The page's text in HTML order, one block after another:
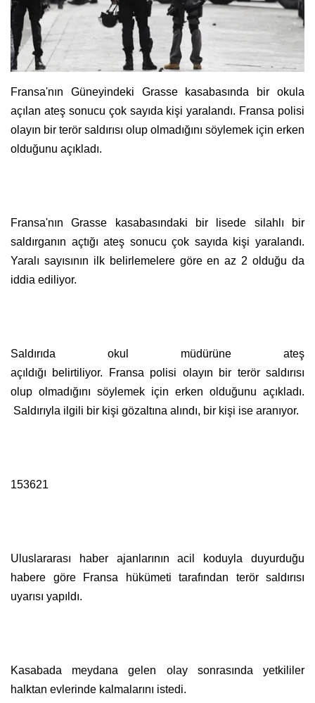
Fransa'nın Güneyindeki Grasse kasabasında bir okula
açılan ateş sonucu çok sayıda kişi yaralandı. Fransa polisi
olayın bir terör saldırısı olup olmadığını söylemek için erken
olduğunu açıkladı.
Fransa'nın Grasse kasabasındaki bir lisede silahlı bir
saldırganın açtığı ateş sonucu çok sayıda kişi yaralandı.
Yaralı sayısının ilk belirlemelere göre en az 2 olduğu da
iddia ediliyor.
Saldırıda okul müdürüne ateş
açıldığı belirtiliyor. Fransa polisi olayın bir terör saldırısı
olup olmadığını söylemek için erken olduğunu açıkladı.
Saldırıyla ilgili bir kişi gözaltına alındı, bir kişi ise aranıyor.
153621
Uluslararası haber ajanlarının acil koduyla duyurduğu
habere göre Fransa hükümeti tarafından terör saldırısı
uyarısı yapıldı.
Kasabada meydana gelen olay sonrasında yetkililer
halktan evlerinde kalmalarını istedi.